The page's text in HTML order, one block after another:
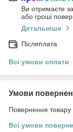
Ви отримаєте
або гроші
Детальніше
Післяплата
Всі умови оплати
Умови
Повернення товару
Всі умови